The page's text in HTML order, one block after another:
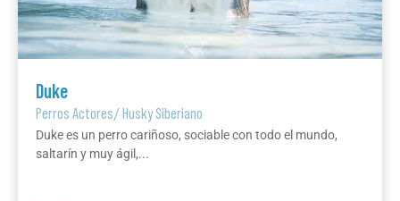
Duke
Perros Actores/Husky Siberiano
Duke es un perro cariñoso, sociable con todo el mundo,
saltarín y muy ágil,...